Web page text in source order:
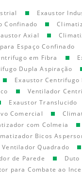
Exaustor
Confinado
Axial
Espaço Confinado
em Fibra
Dupla Aspiração
Exaustor Centrifugo
Ventilador
Exaustor Translucido
Comercial
com Colmeia
Bicos
Ventilador Quadrado
de Parede Duto
para Combate ao